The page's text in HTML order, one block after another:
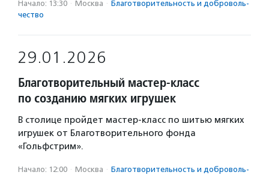
Начало: 13:30 · Москва · Благотвори­тель­ность и доброволь­
чест­во
29.01.2026
Благотворительный мастер-класс
по созданию мягких игрушек
В столице пройдет мастер-класс по шитью мягких
игрушек от Благотворительного фонда
«Гольфстрим».
Начало: 12:00 · Москва · Благотвори­тель­ность и доброволь­